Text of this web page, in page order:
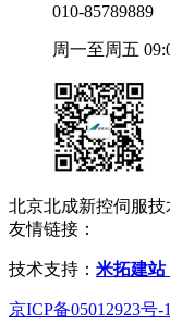
010-85789889
周一至周五
北京北成新控伺服技
友情链接：
技术支持： 米拓建站
京ICP备05012923号-1